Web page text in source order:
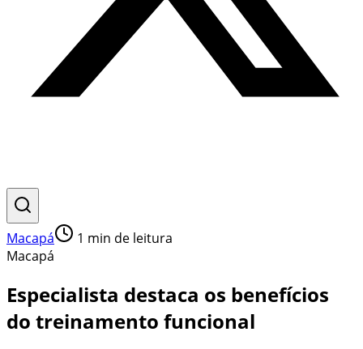
Macapá 1 min de leitura
Macapá
Especialista destaca os benefícios
do treinamento funcional